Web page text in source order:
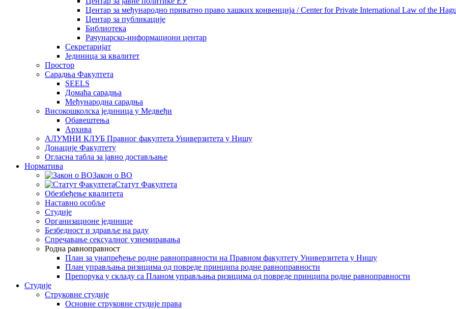
Центар за међународно приватно право хашких конвенција / Center for Private International Law of the
Центар за публикације
Библиотека
Рачунарско-информациони центар
Секретаријат
Јединица за квалитет
Простор
Сарадња Факултета
SEELS
Домаћа сарадња
Међународна сарадња
Високошколска јединица у Медвеђи
Обавештења
Архива
АЛУМНИ КЛУБ Правног факултета Универзитета у Нишу
Донације Факултету
Огласна табла за јавно достављање
Норматива
Закон о ВО
Статут Факултета
Обезбеђење квалитета
Наставно особље
Студије
Организационе јединице
Безбедност и здравље на раду
Спречавање сексуалног узнемиравања
Родна равноправност
План за унапређење родне равноправности на Правном факултету Универзитета у Нишу
План управљања ризицима од повреде принципа родне равноправности
Препорука у складу са Планом управљања ризицима од повреде принципа родне равноправности
Студије
Струковне студије
Основне струковне студије права